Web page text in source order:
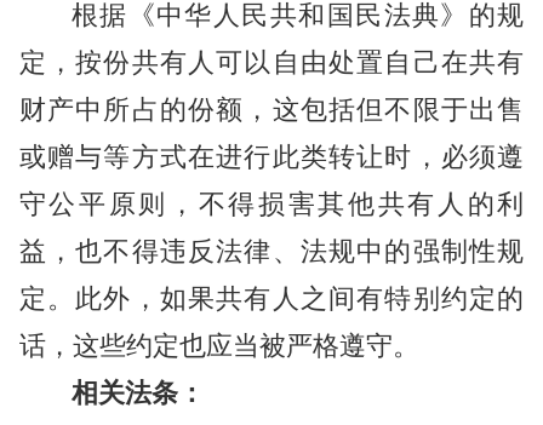
根据《中华人民共和国民法典》的规
定，按份共有人可以自由处置自己在共有
财产中所占的份额，这包括但不限于出售
或赠与等方式在进行此类转让时，必须遵
守公平原则，不得损害其他共有人的利
益，也不得违反法律、法规中的强制性规
定。此外，如果共有人之间有特别约定的
话，这些约定也应当被严格遵守。
相关法条：